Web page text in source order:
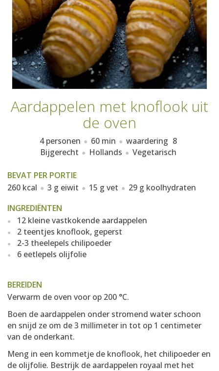
KOOKBOEKEN
Aardappelen met knoflook uit
de oven
4 personen 60 min waardering 8
Bijgerecht
Hollands Vegetarisch
BEVAT PER PORTIE
260 kcal
3 g eiwit 15 g vet
29 g koolhydraten
INGREDIËNTEN
12 kleine vastkokende aardappelen
2 teentjes knoflook, geperst
2-3 theelepels chilipoeder
6 eetlepels olijfolie
BEREIDEN
Verwarm de oven voor op 200 °C.
Boen de aardappelen onder stromend water schoon
en snijd ze om de 3 millimeter in tot op 1 centimeter
van de onderkant.
Meng in een kommetje de knoflook, het chilipoeder en
de olijfolie. Bestrijk de aardappelen royaal met het